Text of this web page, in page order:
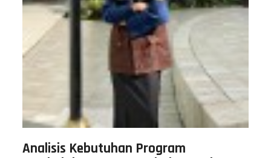
Analisis Kebutuhan Program